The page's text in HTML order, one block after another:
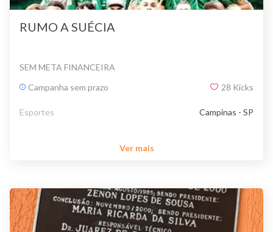
RUMO A SUÉCIA
SEM META FINANCEIRA
Campanha sem prazo
28 Kicks
Esportes Campinas - SP
Ver mais